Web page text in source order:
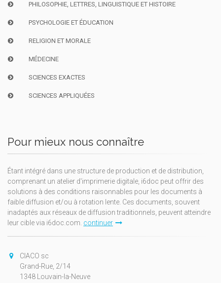
PHILOSOPHIE, LETTRES, LINGUISTIQUE ET HISTOIRE
PSYCHOLOGIE ET ÉDUCATION
RELIGION ET MORALE
MÉDECINE
SCIENCES EXACTES
SCIENCES APPLIQUÉES
Pour mieux nous connaître
Étant intégré dans une structure de production et de distribution,
comprenant un atelier d'imprimerie digitale, i6doc peut offrir des
solutions à des conditions raisonnables pour les documents à
faible diffusion et/ou à rotation lente. Ces documents, souvent
inadaptés aux réseaux de diffusion traditionnels, peuvent atteindre
leur cible via i6doc.com. continuer
CIACO sc
Grand-Rue, 2/14
1348 Louvain-la-Neuve